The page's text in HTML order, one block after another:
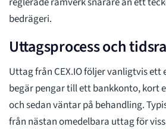
bedrägeri.
Uttagsprocess och
Uttag från CEX.IO följer vanligtvis ett
begär pengar till ett bankkonto, kort
och sedan väntar på behandling.
från nästan omedelbara uttag för